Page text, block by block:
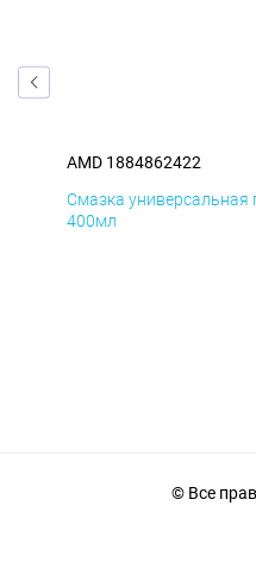
AMD 1884862422
Смазка универсальная
400мл
© Все